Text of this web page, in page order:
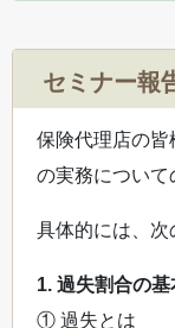
セミナー報
保険代理店の皆
の実務について
具体的には、次
1. 過失割合の
① 過失とは